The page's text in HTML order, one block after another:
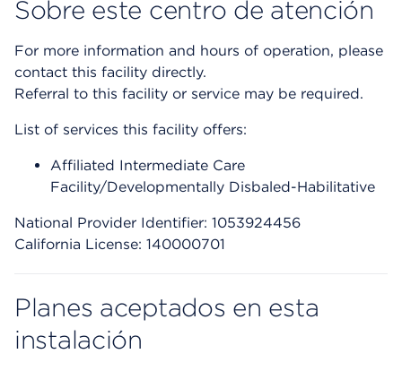
Sobre este centro de atención
For more information and hours of operation, please
contact this facility directly.
Referral to this facility or service may be required.
List of services this facility offers:
Affiliated Intermediate Care
Facility/Developmentally Disbaled-Habilitative
National Provider Identifier: 1053924456
California License: 140000701
Planes aceptados en esta
instalación